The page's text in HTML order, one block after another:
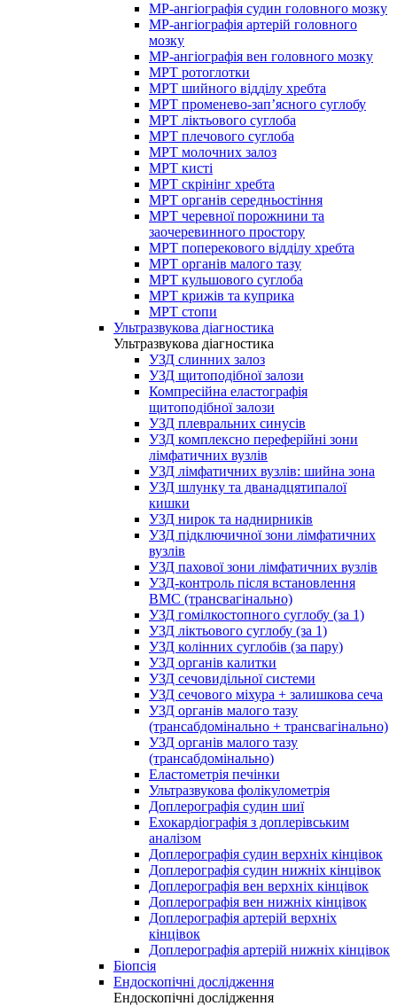
МР-ангіографія судин головного мозку
МР-ангіографія артерій головного
мозку
МР-ангіографія вен головного мозку
МРТ ротоглотки
МРТ шийного відділу хребта
МРТ променево-зап’ясного суглобу
МРТ ліктьового суглоба
МРТ плечового суглоба
МРТ молочних залоз
МРТ кисті
МРТ скрінінг хребта
МРТ органів середньостіння
МРТ черевної порожнини та
заочеревинного простору
МРТ поперекового відділу хребта
МРТ органів малого тазу
МРТ кульшового суглоба
МРТ крижів та куприка
МРТ стопи
Ультразвукова діагностика
Ультразвукова діагностика
УЗД слинних залоз
УЗД щитоподібної залози
Компресійна еластографія
щитоподібної залози
УЗД плевральних синусів
УЗД комплексно переферійні зони
лімфатичних вузлів
УЗД лімфатичних вузлів: шийна зона
УЗД шлунку та дванадцятипалої
кишки
УЗД нирок та наднирників
УЗД підключичної зони лімфатичних
вузлів
УЗД пахової зони лімфатичних вузлів
УЗД-контроль після встановлення
ВМС (трансвагінально)
УЗД гомілкостопного суглобу (за 1)
УЗД ліктьового суглобу (за 1)
УЗД колінних суглобів (за пару)
УЗД органів калитки
УЗД сечовидільної системи
УЗД сечового міхура + залишкова сеча
УЗД органів малого тазу
(трансабдомінально + трансвагінально)
УЗД органів малого тазу
(трансабдомінально)
Еластометрія печінки
Ультразвукова фолікулометрія
Доплерографія судин шиї
Ехокардіографія з доплерівським
аналізом
Доплерографія судин верхніх кінцівок
Доплерографія судин нижніх кінцівок
Доплерографія вен верхніх кінцівок
Доплерографія вен нижніх кінцівок
Доплерографія артерій верхніх
кінцівок
Доплерографія артерій нижніх кінцівок
Біопсія
Ендоскопічні дослідження
Ендоскопічні дослідження